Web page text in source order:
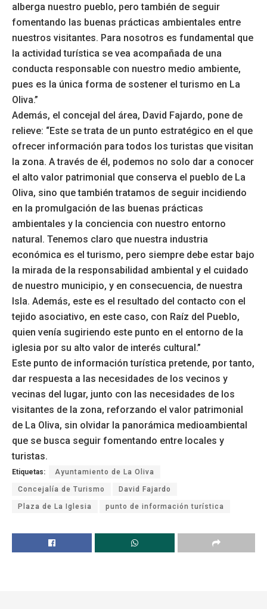
alberga nuestro pueblo, pero también de seguir
fomentando las buenas prácticas ambientales entre
nuestros visitantes. Para nosotros es fundamental que
la actividad turística se vea acompañada de una
conducta responsable con nuestro medio ambiente,
pues es la única forma de sostener el turismo en La
Oliva.”
Además, el concejal del área, David Fajardo, pone de
relieve: “Este se trata de un punto estratégico en el que
ofrecer información para todos los turistas que visitan
la zona. A través de él, podemos no solo dar a conocer
el alto valor patrimonial que conserva el pueblo de La
Oliva, sino que también tratamos de seguir incidiendo
en la promulgación de las buenas prácticas
ambientales y la conciencia con nuestro entorno
natural. Tenemos claro que nuestra industria
económica es el turismo, pero siempre debe estar bajo
la mirada de la responsabilidad ambiental y el cuidado
de nuestro municipio, y en consecuencia, de nuestra
Isla. Además, este es el resultado del contacto con el
tejido asociativo, en este caso, con Raíz del Pueblo,
quien venía sugiriendo este punto en el entorno de la
iglesia por su alto valor de interés cultural.”
Este punto de información turística pretende, por tanto,
dar respuesta a las necesidades de los vecinos y
vecinas del lugar, junto con las necesidades de los
visitantes de la zona, reforzando el valor patrimonial
de La Oliva, sin olvidar la panorámica medioambiental
que se busca seguir fomentando entre locales y
turistas.
Etiquetas: Ayuntamiento de La Oliva
Concejalía de Turismo David Fajardo
Plaza de La Iglesia punto de información turística